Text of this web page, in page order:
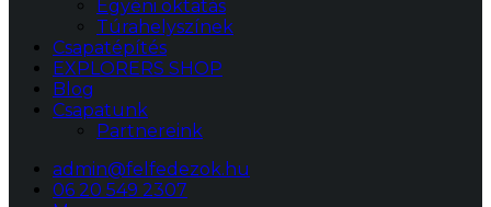
Egyéni oktatás
Túrahelyszínek
Csapatépítés
EXPLORERS SHOP
Blog
Csapatunk
Partnereink
admin@felfedezok.hu
06 20 549 2307